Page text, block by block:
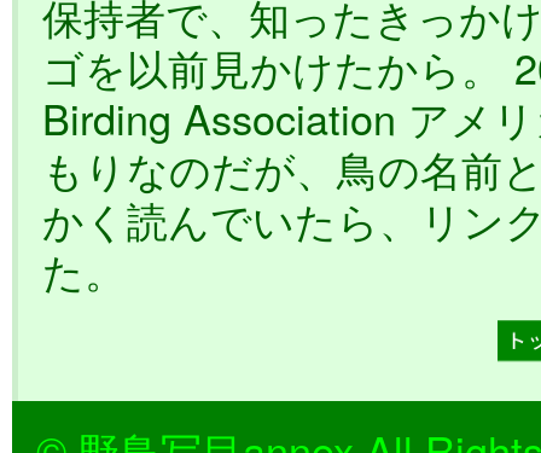
保持者で、知ったきっか
ゴを以前見かけたから。
Birding Association アメ
もりなのだが、鳥の名前
かく読んでいたら、リン
た。